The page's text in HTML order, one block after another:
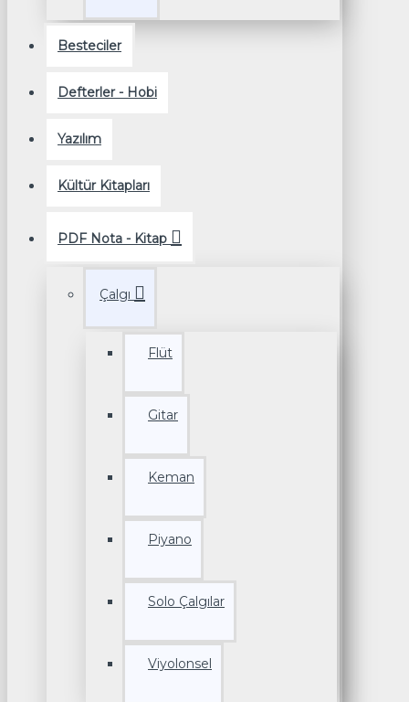
Besteciler
Defterler - Hobi
Yazılım
Kültür Kitapları
PDF Nota - Kitap
Çalgı
Flüt
Gitar
Keman
Piyano
Solo Çalgılar
Viyolonsel